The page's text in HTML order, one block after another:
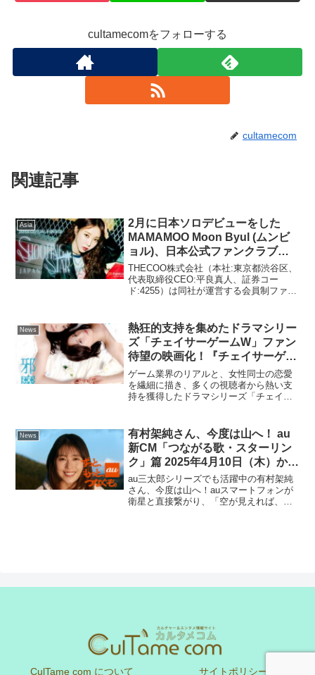
cultamecomをフォローする
cultamecom
関連記事
Asia
2月に日本ソロデビューをした
MAMAMOO Moon Byul (ムンビ
ョル)、日本公式ファンクラブ
『SHOOTING STAR JAPAN』を
Fanicon(ファニコン)にてオープ
ン！
THECOO株式会社（本社:東京都渋谷区、
代表取締役CEO:平良真人、証券コー
ド:4255）は同社が運営する会員制ファン
MAMAMOOメンバーであるムンビョルの
日本公式ファン...
News
熱狂的⽀持を集めたドラマシリー
ズ「チェイサーゲームW」ファン
待望の映画化！『チェイサーゲー
ムW ⽔⿂の交わり』5⽉15⽇(⾦)
公開！
ゲーム業界のリアルと、⼥性同⼠の恋愛
を繊細に描き、多くの視聴者から熱い⽀
持を獲得したドラマシリーズ「チェイサ
ゲームW 美しき天⼥たち」）が、このた
び、待望の続編となる...
News
有村架純さん、今度は山へ！ au
新CM「つながる歌・スターリン
ク」篇 2025年4月10日（木）から
OA開始「空が見えれば、どこで
もつながる」新サービス「au
Starlink Direct」の魅力をアピー
au三太郎シリーズでも活躍中の有村架純
さん、今度は山へ！auスマートフォンが
衛星と直接繋がり、「空が見えれば、ど
CulTame com について サイトポリシー